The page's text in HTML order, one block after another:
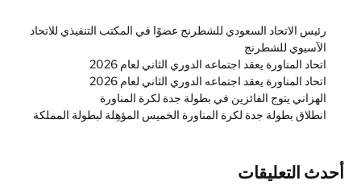
رئيس الاتحاد السعودي للشطرنج عضوًا في المكتب التنفيذي للاتحاد
الآسيوي للشطرنج
اتحاد المناورة يعقد اجتماعه الدوري الثاني لعام 2026
اتحاد المناورة يعقد اجتماعه الدوري الثاني لعام 2026
الهزاني يتوج الفائزين في بطولة جدة لكرة المناورة
انطلاق بطولة جدة لكرة المناورة الخميس المؤهِلة لبطولة المملكة
أحدث التعليقات